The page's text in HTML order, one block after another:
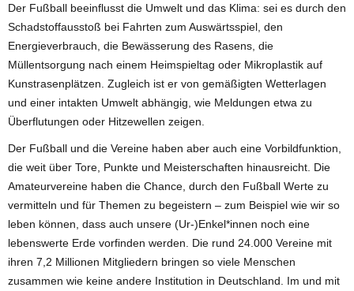
Der Fußball beeinflusst die Umwelt und das Klima: sei es durch den
Schadstoffausstoß bei Fahrten zum Auswärtsspiel, den
Energieverbrauch, die Bewässerung des Rasens, die
Müllentsorgung nach einem Heimspieltag oder Mikroplastik auf
Kunstrasenplätzen. Zugleich ist er von gemäßigten Wetterlagen
und einer intakten Umwelt abhängig, wie Meldungen etwa zu
Überflutungen oder Hitzewellen zeigen.
Der Fußball und die Vereine haben aber auch eine Vorbildfunktion,
die weit über Tore, Punkte und Meisterschaften hinausreicht. Die
Amateurvereine haben die Chance, durch den Fußball Werte zu
vermitteln und für Themen zu begeistern – zum Beispiel wie wir so
leben können, dass auch unsere (Ur-)Enkel*innen noch eine
lebenswerte Erde vorfinden werden. Die rund 24.000 Vereine mit
ihren 7,2 Millionen Mitgliedern bringen so viele Menschen
zusammen wie keine andere Institution in Deutschland. Im und mit